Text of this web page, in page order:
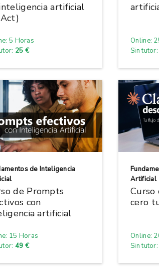
artificial
5 Horas
25 €
Online:
Sin
de Inteligencia
de Prompts
con
artificial
15 Horas
49 €
Artificial
Curso
cero
Online:
Sin